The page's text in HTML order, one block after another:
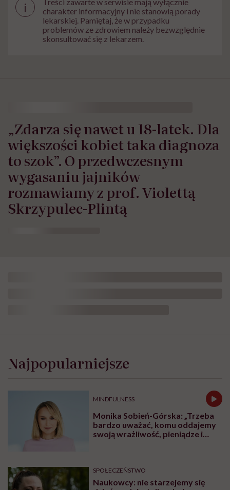
i
charakter informacyjny i nie stanowią porady
lekarskiej. Pamiętaj, że w przypadku
problemów ze zdrowiem należy bezwzględnie
skonsultować się z lekarzem.
„Zdarza się nawet u 18-latek. Dla
większości kobiet taka diagnoza
to szok”. O przedwczesnym
wygasaniu jajników
rozmawiamy z prof. Violettą
Skrzypulec-Plintą